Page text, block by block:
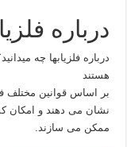
درباره
درباره فلزیابها چه
هستند
بر اساس قوانین مختلف
نشان می دهند و امکان
ممکن می سازند.